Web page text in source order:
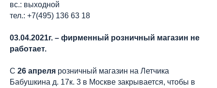
вс.: выходной
тел.: +7(495) 136 63 18
03.04.2021г. – фирменный розничный магазин не
работает.
С 26 апреля розничный магазин на Летчика
Бабушкина д. 17к. 3 в Москве закрывается, чтобы в